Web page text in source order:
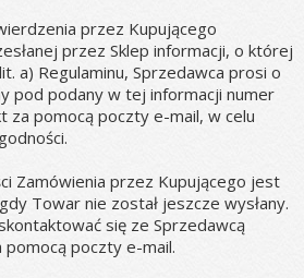
przez Kupującego
przez Sklep informacji, o której
a) Regulaminu, Sprzedawca prosi o
pod podany w tej informacji numer
za pomocą poczty e-mail, w celu
Zamówienia przez Kupującego jest
Towar nie został jeszcze wysłany.
się ze Sprzedawcą
poczty e-mail.